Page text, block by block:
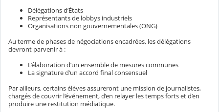
Délégations d’États
Représentants de lobbys industriels
Organisations non gouvernementales (ONG)
Au terme de phases de négociations encadrées, les délégations
devront parvenir à :
L’élaboration d’un ensemble de mesures communes
La signature d’un accord final consensuel
Par ailleurs, certains élèves assureront une mission de journalistes,
chargés de couvrir l’événement, d’en relayer les temps forts et d’en
produire une restitution médiatique.